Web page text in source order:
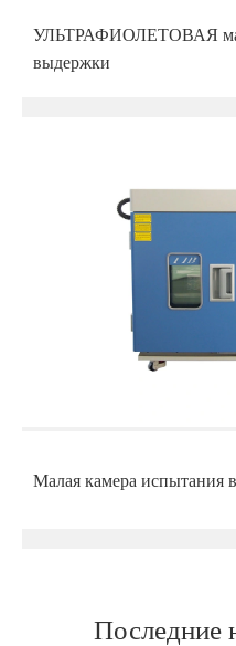
УЛЬТРАФИОЛЕТОВАЯ
выдержки
Малая камера испытания
Последние